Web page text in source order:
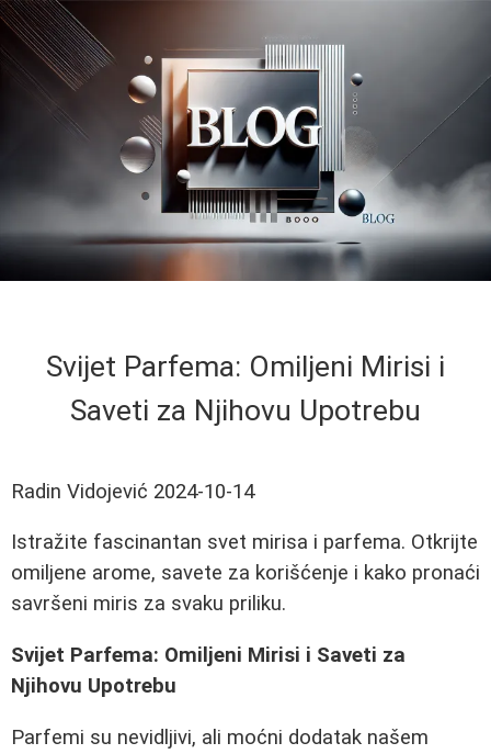
Svijet Parfema: Omiljeni Mirisi i
Saveti za Njihovu Upotrebu
Radin Vidojević 2024-10-14
Istražite fascinantan svet mirisa i parfema. Otkrijte
omiljene arome, savete za korišćenje i kako pronaći
savršeni miris za svaku priliku.
Svijet Parfema: Omiljeni Mirisi i Saveti za
Njihovu Upotrebu
Parfemi su nevidljivi, ali moćni dodatak našem